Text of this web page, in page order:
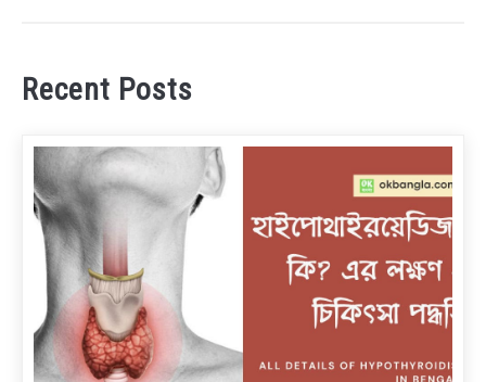
Recent Posts